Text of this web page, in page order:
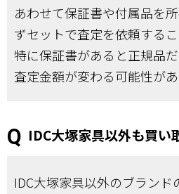
あわせて保証書や付属品を
ずセットで査定を依頼する
特に保証書があると正規品
査定金額が変わる可能性があ
IDC大塚家具以外も買い
IDC大塚家具以外のブランド